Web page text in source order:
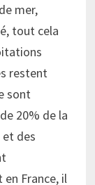
mer,
tout cela
restent
sont
20% de la
et des
en France, il